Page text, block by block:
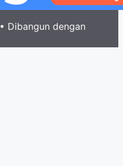
• Dibangun dengan